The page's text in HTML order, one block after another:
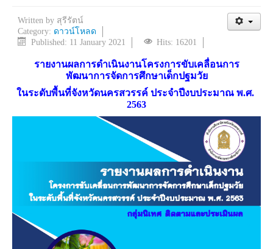
Written by สุรีรัตน์
Category: ดาวน์โหลด
Published: 11 January 2021
Hits: 16201
รายงานผลการดำเนินงานโครงการขับเคลื่อนการ
พัฒนาการจัดการศึกษาเด็กปฐมวัย
ในระดับพื้นที่จังหวัดนครสวรรค์ ประจำปีงบประมาณ พ.ศ.
2563